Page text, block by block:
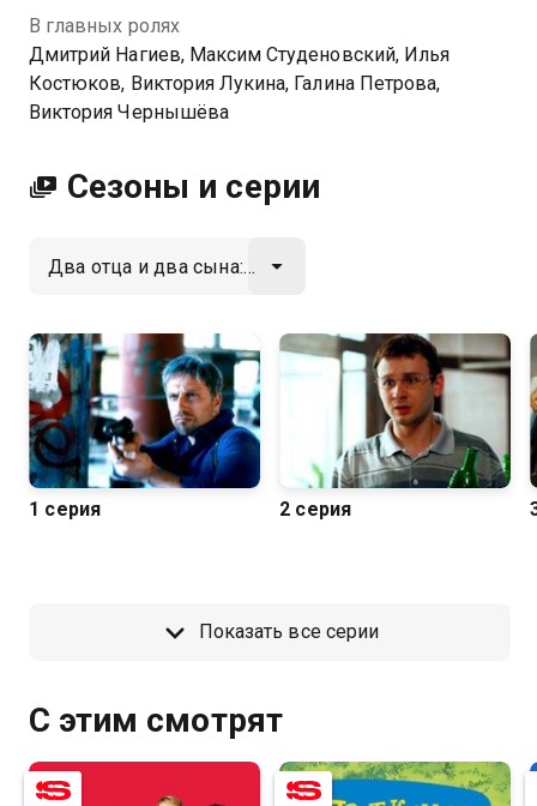
В главных ролях
Дмитрий Нагиев, Максим Студеновский, Илья
Костюков, Виктория Лукина, Галина Петрова,
Виктория Чернышёва
Сезоны и серии
1 серия 2 серия
Показать все серии
С этим смотрят